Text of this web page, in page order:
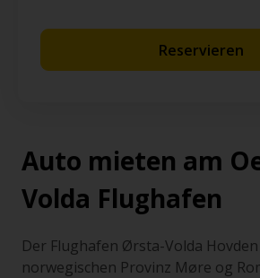
Reservieren
Auto mieten am
Volda Flughafen
Der Flughafen Ørsta-Volda
norwegischen Provinz Møre og